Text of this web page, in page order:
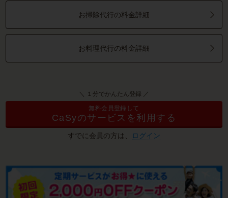
お掃除代行の料金詳細
お料理代行の料金詳細
＼ １分でかんたん登録 ／
無料会員登録して
CaSyのサービスを利用する
すでに会員の方は、 ログイン